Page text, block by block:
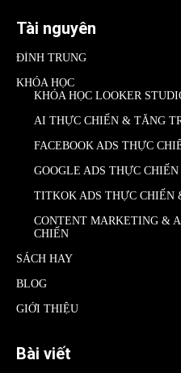
Tài nguyên
ĐÌNH TRUNG
KHÓA HỌC
KHÓA HỌC LOOKER
AI THỰC CHIẾN & TĂNG
FACEBOOK ADS THỰC
GOOGLE ADS THỰC
TITKOK ADS THỰC CHIẾN
CONTENT MARKETING &
CHIẾN
SÁCH HAY
BLOG
GIỚI THIỆU
Bài viết